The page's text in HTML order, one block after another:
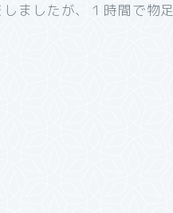
ましたが、１時間で物足